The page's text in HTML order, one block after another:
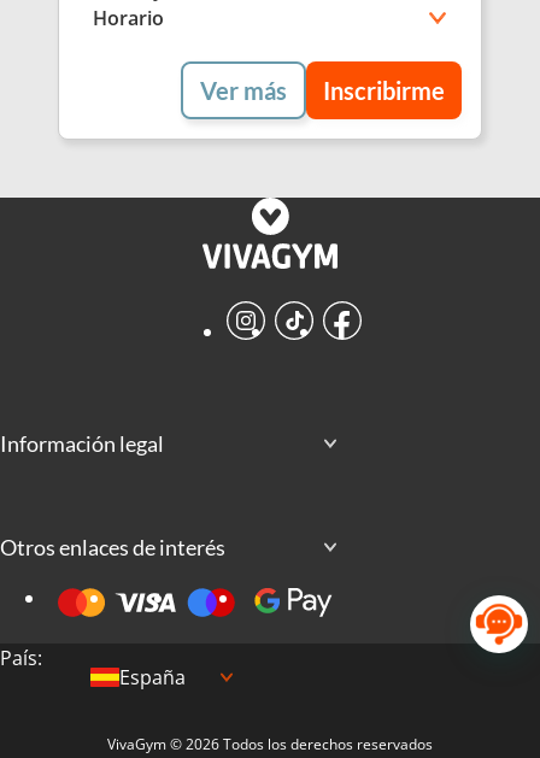
Horario
Ver más Inscribirme
Instagram
TikTokFacebook
Información legal
Otros enlaces de interés
País:
España
VivaGym © 2026 Todos los derechos reservados